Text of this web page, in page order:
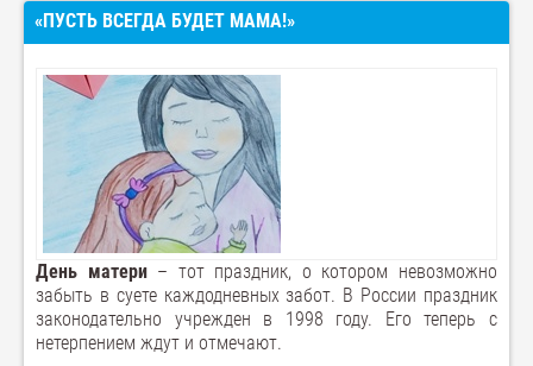
«ПУСТЬ ВСЕГДА БУДЕТ МАМА!»
День матери– тот праздник, о котором невозможно
забыть в суете каждодневных забот. В России праздник
законодательно учрежден в 1998 году. Его теперь с
нетерпением ждут и отмечают.